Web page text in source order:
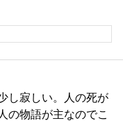
し寂しい。人の死が
の物語が主なのでこ